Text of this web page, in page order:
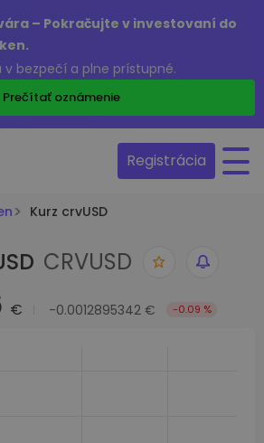
– Pokračujte v investovaní do
v bezpečí a plne prístupné.
Prečítať oznámenie
Registrácia
Kurz crvUSD
CRVUSD
€ -0.0012895342 € -0.09 %